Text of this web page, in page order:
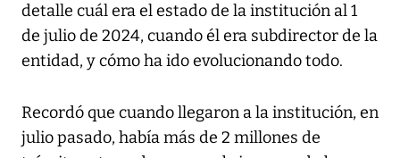
detalle cuál era el estado de la institución al 1
de julio de 2024, cuando él era subdirector de la
entidad, y cómo ha ido evolucionando todo.
Recordó que cuando llegaron a la institución, en
julio pasado, había más de 2 millones de